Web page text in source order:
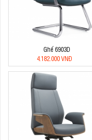
Ghế 6903D
4.182.000 VNĐ